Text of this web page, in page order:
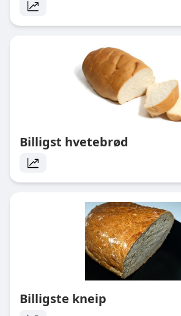
Billigst hvetebrød
Billigste kneip